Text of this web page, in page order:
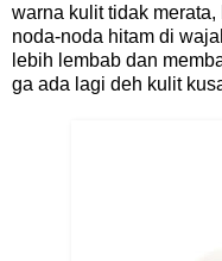
warna kulit tidak
noda-noda hitam di
lebih lembab dan
ga ada lagi deh kulit